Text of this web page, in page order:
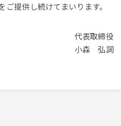
提供し続けてまいります。
代表取締役
小森 弘詞